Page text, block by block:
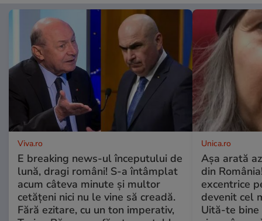
Viva.ro
E breaking news-ul începutului de
lună, dragi români! S-a întâmplat
acum câteva minute și multor
cetățeni nici nu le vine să creadă.
Fără ezitare, cu un ton imperativ,
Unica.ro
Așa arată
din
excentrice
devenit cel
Uită-te bine